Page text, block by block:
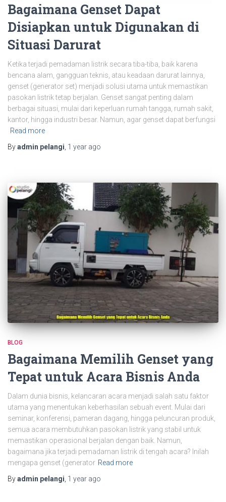
Bagaimana Genset Dapat
Disiapkan untuk Digunakan di
Situasi Darurat
Ketika terjadi pemadaman listrik secara tiba-tiba, baik karena
bencana alam, gangguan teknis, atau keadaan darurat lainnya,
genset (generator set) menjadi solusi utama untuk memastikan
pasokan listrik tetap berjalan. Genset sangat penting dalam
berbagai situasi, mulai dari keperluan rumah tangga, rumah sakit,
kantor, hingga industri besar. Namun, agar genset dapat berfungsi
Read more
Byadmin pelangi 1 year ago
BLOG
Bagaimana Memilih Genset yang
Tepat untuk Acara Bisnis Anda
Dalam dunia bisnis, kelancaran acara menjadi salah satu faktor
utama yang menentukan keberhasilan sebuah event. Mulai dari
seminar, konferensi, pameran dagang, hingga peluncuran produk,
semua acara membutuhkan pasokan listrik yang stabil untuk
memastikan operasional berjalan dengan baik. Namun,
bagaimana jika terjadi pemadaman listrik di tengah acara? Inilah
mengapa genset (generator Read more
Byadmin pelangi, 1 year ago